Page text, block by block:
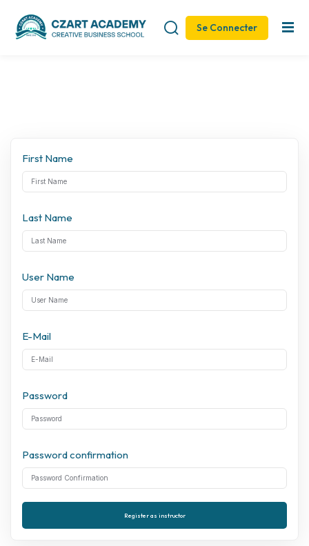
Se Connecter
First Name
Last Name
User Name
E-Mail
Password
Password confirmation
Register as instructor
Sign in Sign up
Remember me